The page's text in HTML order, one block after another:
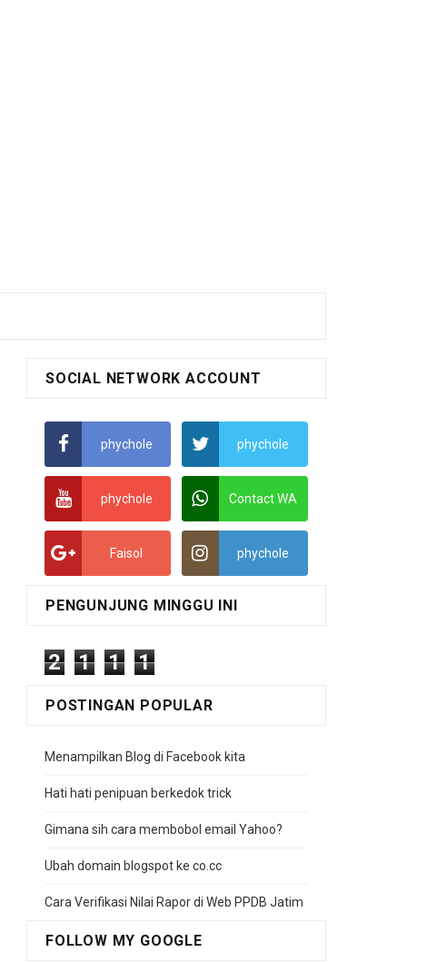
SOCIAL NETWORK ACCOUNT
phychole phychole
phychole Contact WA
Faisol phychole
PENGUNJUNG MINGGU INI
2 1 1 1
POSTINGAN POPULAR
Menampilkan Blog di Facebook kita
Hati hati penipuan berkedok trick
Gimana sih cara membobol email Yahoo?
Ubah domain blogspot ke co.cc
Cara Verifikasi Nilai Rapor di Web PPDB Jatim
FOLLOW MY GOOGLE